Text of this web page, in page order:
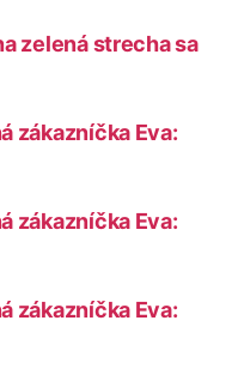
zelená strecha sa
zákazníčka Eva:
zákazníčka Eva:
zákazníčka Eva: